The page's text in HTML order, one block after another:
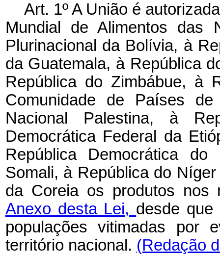
Art. 1º A União é
Mundial de Alimentos das
Plurinacional da Bolívia, à
da Guatemala, à República
República do Zimbábue, à
Comunidade de Países
Nacional Palestina, à
Democrática Federal da
República Democrática
Somali, à República do
da Coreia os produtos nos
Anexo desta Lei, desde que
populações vitimadas por
território nacional. (Redação